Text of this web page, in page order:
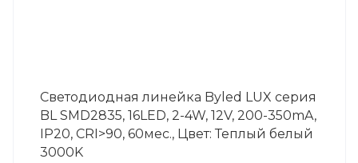
Светодиодная линейка Byled LUX серия
BL SMD2835, 16LED, 2-4W, 12V, 200-350mA,
IP20, CRI>90, 60мес., Цвет: Теплый белый
3000K